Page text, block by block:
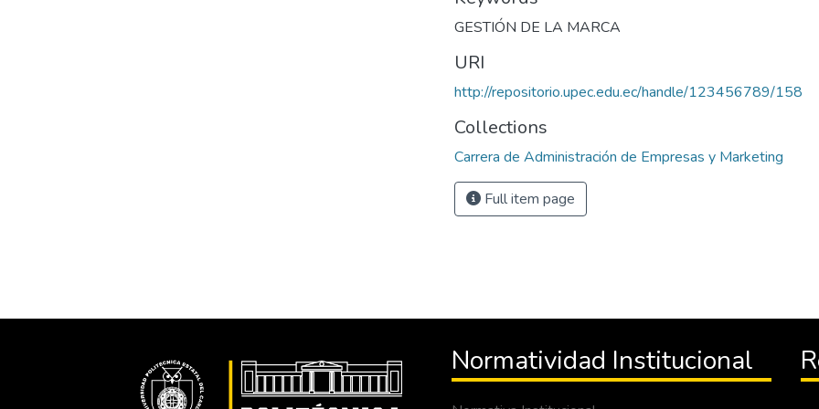
GESTIÓN DE LA MARCA
URI
http://repositorio.upec.edu.ec/handle/123456789/158
Collections
Carrera de Administración de Empresas y Marketing
Full item page
Normatividad Institucional